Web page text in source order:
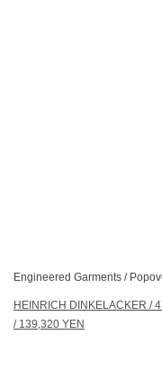
Engineered Garments /
HEINRICH DINKELACKER /
/ 139,320 YEN